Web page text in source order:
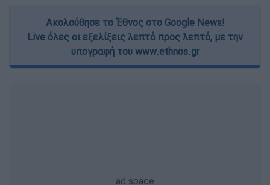
Ακολούθησε το Έθνος στο Google News!
Live όλες οι εξελίξεις λεπτό προς λεπτό, με την
υπογραφή του www.ethnos.gr